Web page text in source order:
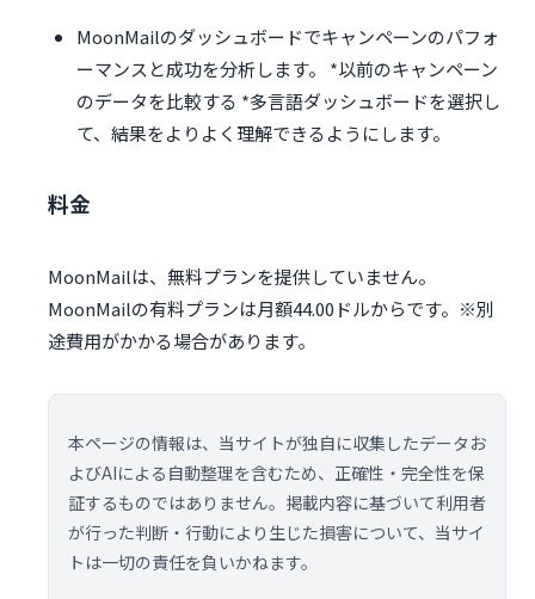
MoonMailのダッシュボードでキャンペーンのパフォ
ーマンスと成功を分析します。 *以前のキャンペーン
のデータを比較する *多言語ダッシュボードを選択し
て、結果をよりよく理解できるようにします。
料金
MoonMailは、無料プランを提供していません。
MoonMailの有料プランは月額44.00ドルからです。※別
途費用がかかる場合があります。
本ページの情報は、当サイトが独自に収集したデータお
よびAIによる自動整理を含むため、正確性・完全性を保
証するものではありません。掲載内容に基づいて利用者
が行った判断・行動により生じた損害について、当サイ
トは一切の責任を負いかねます。